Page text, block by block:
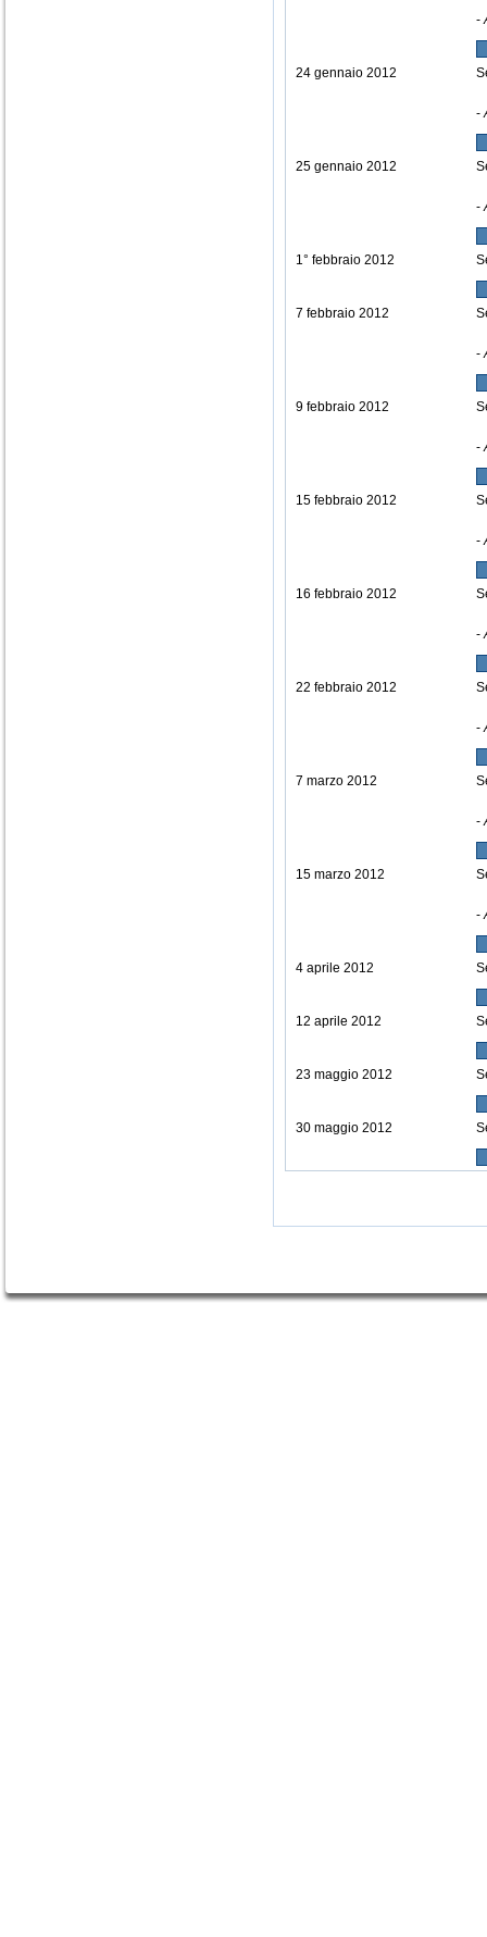
-
24 gennaio 2012
-
25 gennaio 2012
-
1° febbraio 2012
7 febbraio 2012
-
9 febbraio 2012
-
15 febbraio 2012
-
16 febbraio 2012
-
22 febbraio 2012
-
7 marzo 2012
-
15 marzo 2012
-
4 aprile 2012
12 aprile 2012
23 maggio 2012
30 maggio 2012